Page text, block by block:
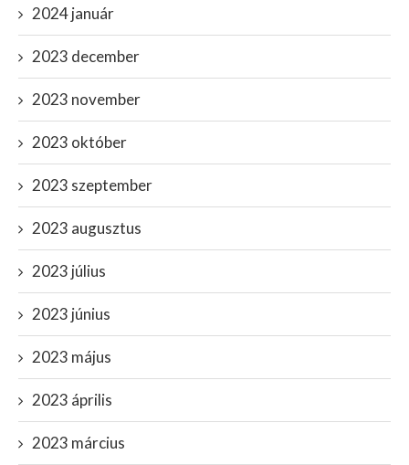
2024 január
2023 december
2023 november
2023 október
2023 szeptember
2023 augusztus
2023 július
2023 június
2023 május
2023 április
2023 március